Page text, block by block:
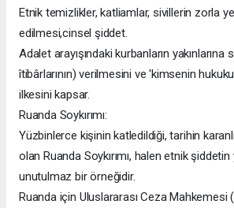
Etnik temizlikler, katliamlar, sivillerin zorla
edilmesi,cinsel şiddet.
Adalet arayışındaki kurbanların yakınlarına
îtibârlarının) verilmesini ve 'kimsenin
ilkesini kapsar.
Ruanda Soykırımı:
Yüzbinlerce kişinin katledildiği, tarihin
olan Ruanda Soykırımı, halen etnik şiddetin
unutulmaz bir örneğidir.
Ruanda için Uluslararası Ceza Mahkemesi